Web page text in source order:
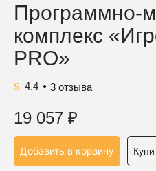
4.4 ● 3 отзыва
Программно-
комплекс
PRO»
19 057 ₽
Добавить в корзину